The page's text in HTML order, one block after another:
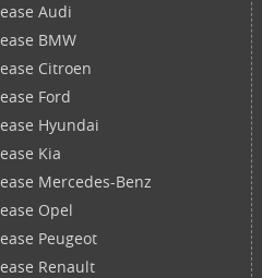
Audi
BMW
Citroen
Ford
Hyundai
Kia
Mercedes-Benz
Opel
Peugeot
Renault